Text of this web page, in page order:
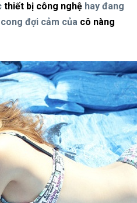
thiết bị công nghệ hay đang
đợi cảm của cô nàng